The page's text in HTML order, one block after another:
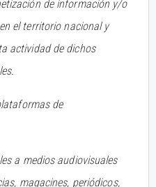
de información y/o
el territorio nacional y
actividad de dichos
de
a medios audiovisuales
magacines, periódicos,